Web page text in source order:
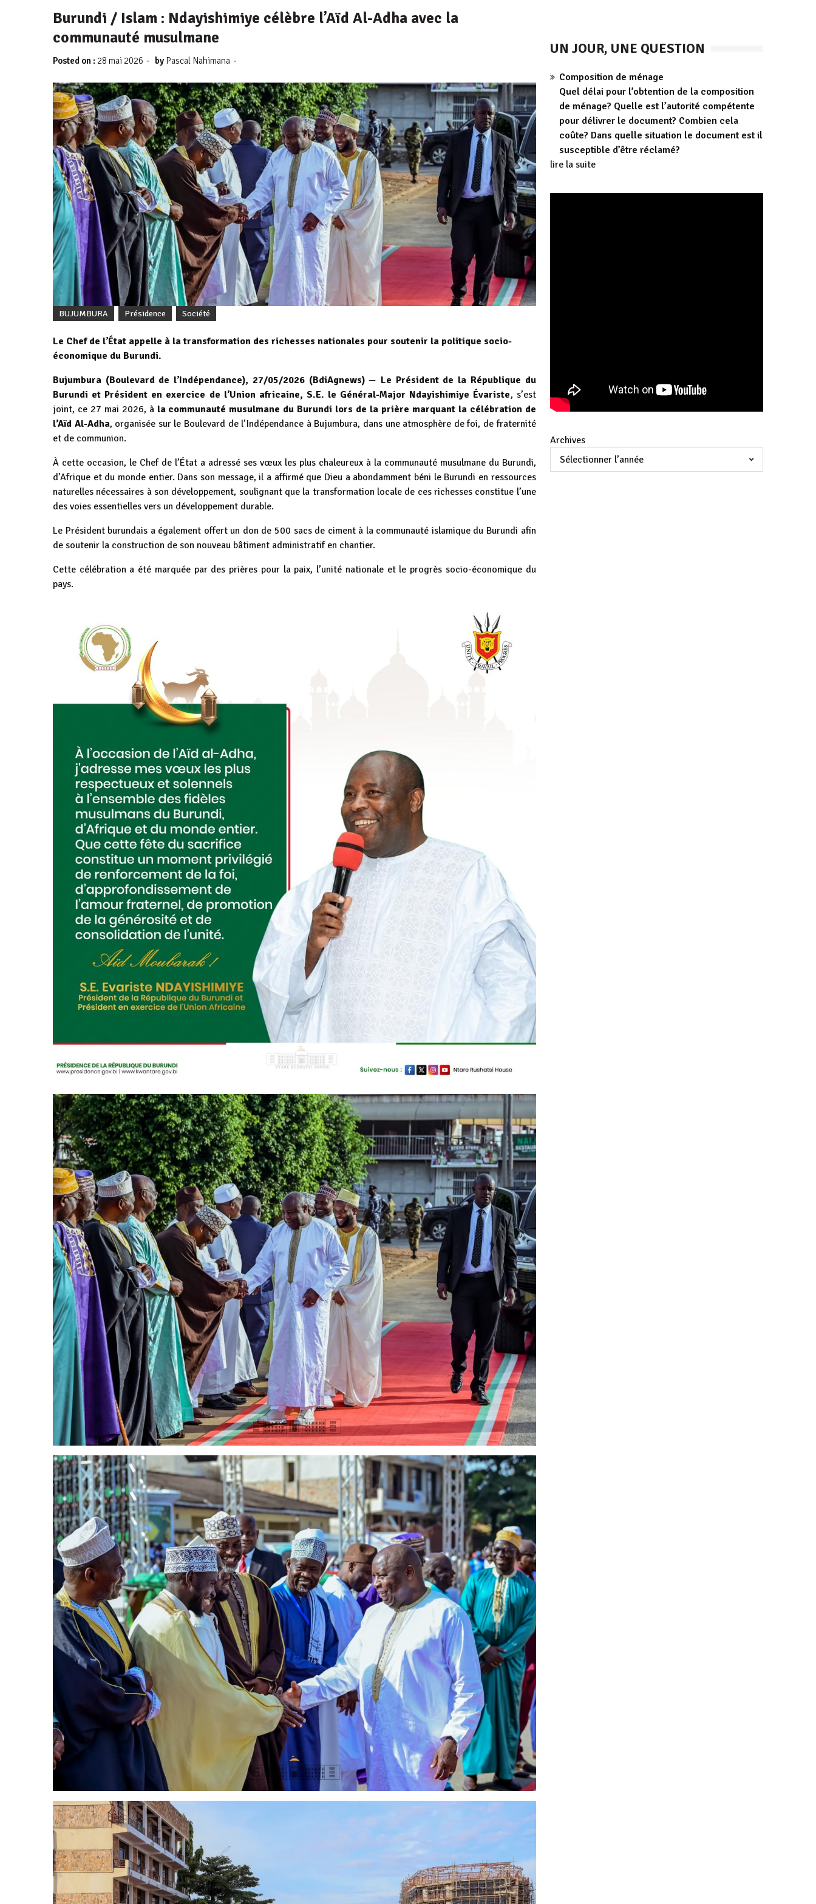
Burundi / Islam : Ndayishimiye célèbre l’Aïd Al-Adha avec la
communauté musulmane
Posted on : 28 mai 2026 - by Pascal Nahimana -
BUJUMBURA Présidence Société
Le Chef de l’État appelle à la transformation des richesses nationales pour soutenir la politique socio-
économique du Burundi.
Bujumbura (Boulevard de l’Indépendance), 27/05/2026 (BdiAgnews)— Le Président de la République du
Burundi et Président en exercice de l’Union africaine, S.E. le Général-Major Ndayishimiye Évariste, s’est
joint, ce 27 mai 2026, à la communauté musulmane du Burundi lors de la prière marquant la célébration de
l’Aïd Al-Adha, organisée sur le Boulevard de l’Indépendance à Bujumbura, dans une atmosphère de foi, de fraternité
et de communion.
À cette occasion, le Chef de l’État a adressé ses vœux les plus chaleureux à la communauté musulmane du Burundi,
d’Afrique et du monde entier. Dans son message, il a affirmé que Dieu a abondamment béni le Burundi en ressources
naturelles nécessaires à son développement, soulignant que la transformation locale de ces richesses constitue l’une
des voies essentielles vers un développement durable.
Le Président burundais a également offert un don de 500 sacs de ciment à la communauté islamique du Burundi afin
de soutenir la construction de son nouveau bâtiment administratif en chantier.
Cette célébration a été marquée par des prières pour la paix, l’unité nationale et le progrès socio-économique du
pays.
UN JOUR, UNE QUESTION
Composition de ménage
Quel délai pour l’obtention de la composition
de ménage? Quelle est l’autorité compétente
pour délivrer le document? Combien cela
coûte? Dans quelle situation le document est il
susceptible d’être réclamé?
lire la suite
Archives